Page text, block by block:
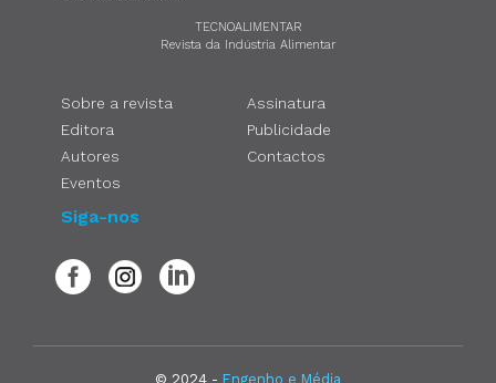
TECNOALIMENTAR
Revista da Indústria Alimentar
Sobre a revista
Editora
Autores
Eventos
Assinatura
Publicidade
Contactos
Siga-nos
© 2024 - Engenho e Média